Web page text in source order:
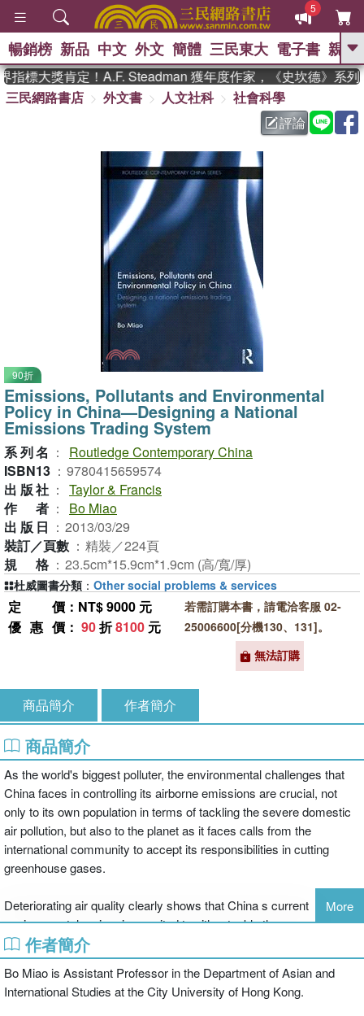
5
GO
熱搜： 東野圭吾 、 高希均教授回憶錄
父親節 、 如果歷
暑期推薦 、 國際布克
獎 臺灣漫遊錄 、 方念華
登輝時代 、 數學女孩：黎曼猜想
偉大的迷走神經
暢銷榜 新品 中文 外文 簡體 三民東大 電子書 親子
標大獎肯定！A.F. Steadman 獲年度作家，《史坎德》系列
三民網路書店
外文書 人文社科
社會科學
評論
90折
Emissions, Pollutants and Environmental
Policy in China—Designing a National
Emissions Trading System
系列名 ：
Routledge Contemporary China
ISBN13 ： 9780415659574
出版社 ： Taylor & Francis
作者 ：
Bo Miao
出版日 ： 2013/03/29
裝訂／頁數 ： 精裝／224頁
規格 ： 23.5cm*15.9cm*1.9cm (高/寬/厚)
定價 ：NT$ 9000 元
優惠價 ： 90折8100 元
若需訂購本書，請電洽客服 02-
25006600[分機130、131]。
無法訂購
杜威圖書分類 ： Other social problems & services
商品簡介 作者簡介
商品簡介
As the world's biggest polluter, the environmental challenges that
China faces in controlling its airborne emissions are crucial, not
only to its own population in terms of tackling the severe domestic
air pollution, but also to the planet as it faces calls from the
international community to accept its responsibilities in cutting
greenhouse gases.
Deteriorating air quality clearly shows that China s current
environmental regime is unsuited to either tackle the rampant
domestic air pollution or contribute fairly to international climate
action. As such, this book explores the feasibility of applying a
national emissions trading system to control multiple air pollutants
in China. It begins with an outline of the existing emissions
More
作者簡介
Bo Miao is Assistant Professor in the Department of Asian and
International Studies at the City University of Hong Kong.